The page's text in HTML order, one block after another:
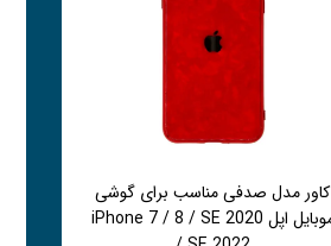
کاور مدل صدفی مناسب برای گوشی
موبایل اپل iPhone 7 / 8 / SE 2020